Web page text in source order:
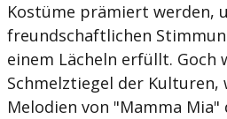
Kostüme prämiert werden,
freundschaftlichen
einem Lächeln erfüllt. Goch
Schmelztiegel der Kulturen,
Melodien von "Mamma